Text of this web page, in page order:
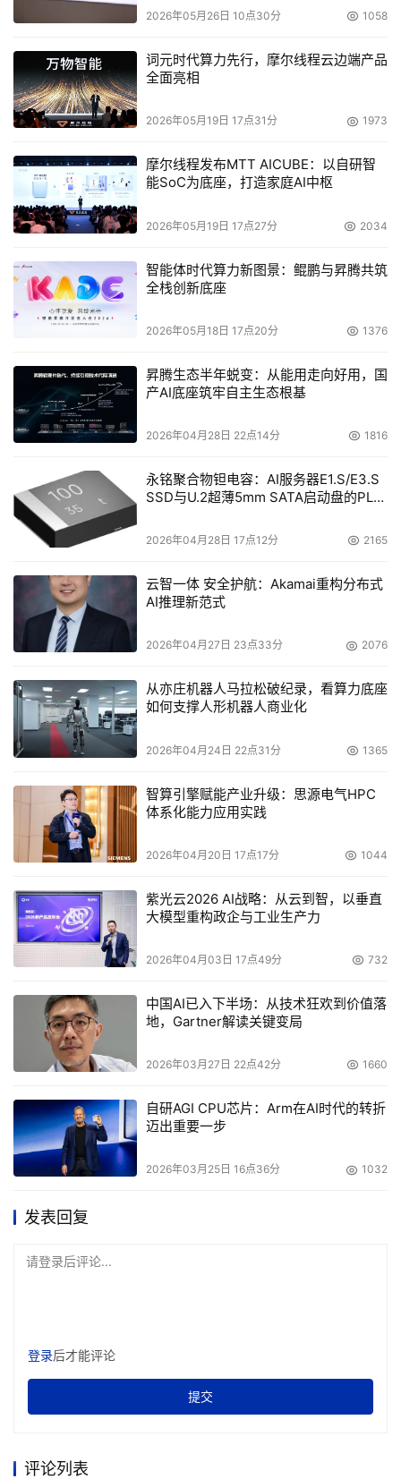
决方案。尤其是在物联网和远程办公日益普及的情况下，潜
业的安全需求。”
Marsh美国网络业务负责人Tom Reagan 说道：“Cyber
Catalyst的指定表明，领先的保险公司认为Aruba
ClearPass可以帮助降低网络风险。对于那些寻求能够有效
改善网络风险的解决方案的企业来说，Aruba ClearPass是
非常值得考虑的产品。此类Cyber Catalyst解决方案旨在解
决企业目前面临的网络风险，并且与2019年参与评定的人
员一起，拟定了一份包含30个网络安全产品的名单，保险
公司认为这些产品可以有效抵御网络威胁。”
欲了解有关Aruba安全解决方案的更多信息，请访问
本文来源于DOIT传媒，文章内容仅供参考，不构成投资建议。
2026年05月26日 10点30分 1058
词元时代算力先行，摩尔线程云边端产品
全面亮相
2026年05月19日 17点31分 1973
摩尔线程发布MTT AICUBE：以自研智
能SoC为底座，打造家庭AI中枢
2026年05月19日 17点27分 2034
智能体时代算力新图景：鲲鹏与昇腾共筑
全栈创新底座
2026年05月18日 17点20分 1376
昇腾生态半年蜕变：从能用走向好用，国
产AI底座筑牢自主生态根基
2026年04月28日 22点14分 1816
永铭聚合物钽电容：AI服务器E1.S/E3.S
SSD与U.2超薄5mm SATA启动盘的PLP
2026年04月28日 17点12分 2165
云智一体 安全护航：Akamai重构分布式
AI推理新范式
2026年04月27日 23点33分 2076
从亦庄机器人马拉松破纪录，看算力底座
如何支撑人形机器人商业化
2026年04月24日 22点31分 1365
智算引擎赋能产业升级：思源电气HPC
体系化能力应用实践
2026年04月20日 17点17分 1044
紫光云2026 AI战略：从云到智，以垂直
大模型重构政企与工业生产力
2026年04月03日 17点49分 732
中国AI已入下半场：从技术狂欢到价值落
地，Gartner解读关键变局
2026年03月27日 22点42分 1660
自研AGI CPU芯片：Arm在AI时代的转折
迈出重要一步
2026年03月25日 16点36分 1032
发表回复
请登录后评论...
登录后才能评论
提交
评论列表